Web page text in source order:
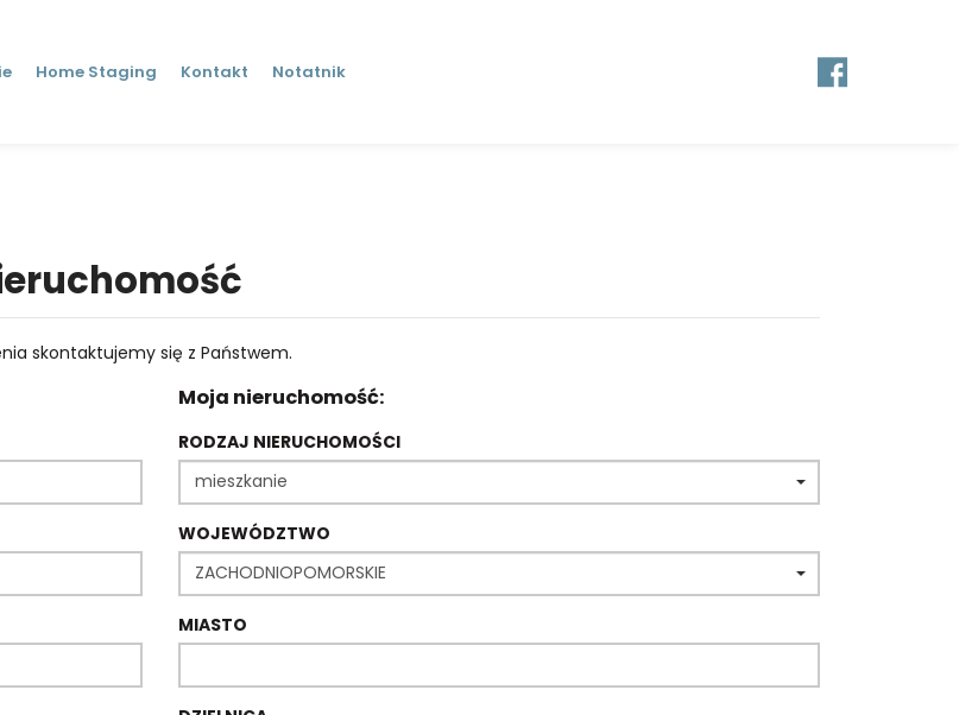
Home Staging Kontakt Notatnik
skontaktujemy się z Państwem.
Moja nieruchomość:
RODZAJ NIERUCHOMOŚCI
WOJEWÓDZTWO
MIASTO